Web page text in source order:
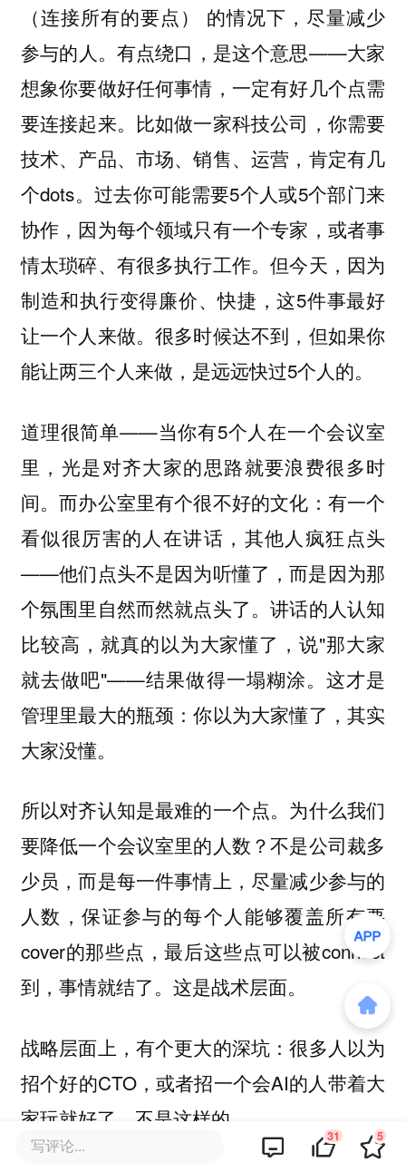
（连接所有的要点） 的情况下，尽量减少
参与的人。 有点绕口，是这个意思——大家
想象你要做好任何事情，一定有好几个点需
要连接起来。比如做一家科技公司，你需要
技术、产品、市场、销售、运营，肯定有几
个dots。过去你可能需要5个人或5个部门来
协作，因为每个领域只有一个专家，或者事
情太琐碎、有很多执行工作。但今天，因为
制造和执行变得廉价、快捷，这5件事最好
让一个人来做。很多时候达不到，但如果你
能让两三个人来做，是远远快过5个人的。
道理很简单——当你有5个人在一个会议室
里，光是对齐大家的思路就要浪费很多时
间。而办公室里有个很不好的文化：有一个
看似很厉害的人在讲话，其他人疯狂点头
——他们点头不是因为听懂了，而是因为那
个氛围里自然而然就点头了。讲话的人认知
比较高，就真的以为大家懂了，说"那大家
就去做吧"——结果做得一塌糊涂。这才是
管理里最大的瓶颈：你以为大家懂了，其实
大家没懂。
所以对齐认知是最难的一个点。 为什么我们
要降低一个会议室里的人数？不是公司裁多
少员，而是每一件事情上，尽量减少参与的
人数，保证参与的每个人能够覆盖所有要
cover的那些点，最后这些点可以被connect
到，事情就结了。这是战术层面。
战略层面上，有个更大的深坑：很多人以为
招个好的CTO，或者招一个会AI的人带着大
家玩就好了，不是这样的。
写评论... 31 5